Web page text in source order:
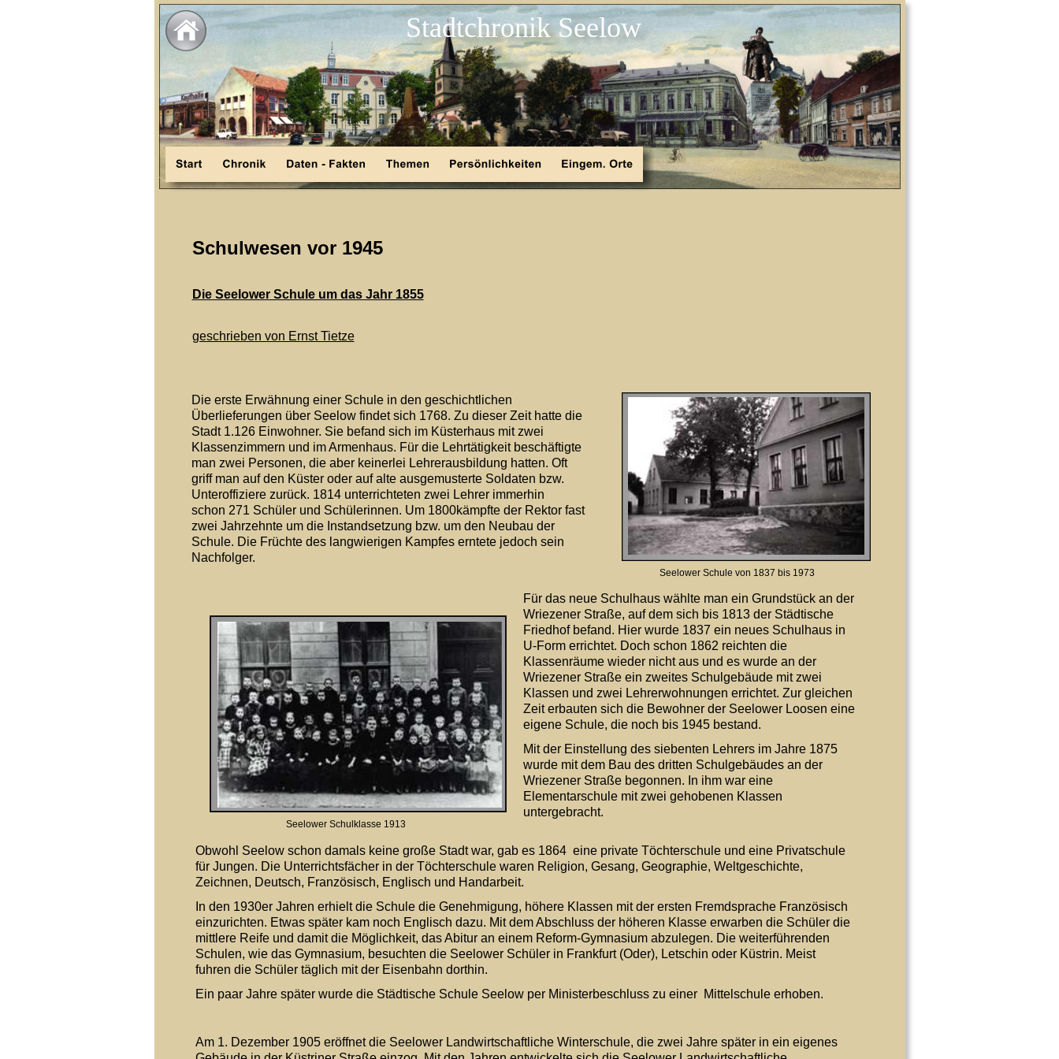
Stadtchronik Seelow
Schulwesen vor 1945
Die Seelower Schule um das Jahr 1855
geschrieben von Ernst Tietze
Die erste Erwähnung einer Schule in den geschichtlichen
Überlieferungen über Seelow findet sich 1768. Zu dieser Zeit hatte die
Stadt 1.126 Einwohner. Sie befand sich im Küsterhaus mit zwei
Klassenzimmern und im Armenhaus. Für die Lehrtätigkeit beschäftigte
man zwei Personen, die aber keinerlei Lehrerausbildung hatten. Oft
griff man auf den Küster oder auf alte ausgemusterte Soldaten bzw.
Unteroffiziere zurück. 1814 unterrichteten zwei Lehrer immerhin
schon 271 Schüler und Schülerinnen. Um 1800kämpfte der Rektor fast
zwei Jahrzehnte um die Instandsetzung bzw. um den Neubau der
Schule. Die Früchte des langwierigen Kampfes erntete jedoch sein
Nachfolger.
Seelower Schule von 1837 bis 1973
Für das neue Schulhaus wählte man ein Grundstück an der
Wriezener Straße, auf dem sich bis 1813 der Städtische
Friedhof befand. Hier wurde 1837 ein neues Schulhaus in
U-Form errichtet. Doch schon 1862 reichten die
Klassenräume wieder nicht aus und es wurde an der
Wriezener Straße ein zweites Schulgebäude mit zwei
Klassen und zwei Lehrerwohnungen errichtet. Zur gleichen
Zeit erbauten sich die Bewohner der Seelower Loosen eine
eigene Schule, die noch bis 1945 bestand.
Mit der Einstellung des siebenten Lehrers im Jahre 1875
wurde mit dem Bau des dritten Schulgebäudes an der
Wriezener Straße begonnen. In ihm war eine
Elementarschule mit zwei gehobenen Klassen
untergebracht.
Obwohl Seelow schon damals keine große Stadt war, gab es 1864  eine private Töchterschule und eine Privatschule
für Jungen. Die Unterrichtsfächer in der Töchterschule waren Religion, Gesang, Geographie, Weltgeschichte,
Zeichnen, Deutsch, Französisch, Englisch und Handarbeit.
In den 1930er Jahren erhielt die Schule die Genehmigung, höhere Klassen mit der ersten Fremdsprache Französisch
einzurichten. Etwas später kam noch Englisch dazu. Mit dem Abschluss der höheren Klasse erwarben die Schüler die
mittlere Reife und damit die Möglichkeit, das Abitur an einem Reform-Gymnasium abzulegen. Die weiterführenden
Schulen, wie das Gymnasium, besuchten die Seelower Schüler in Frankfurt (Oder), Letschin oder Küstrin. Meist
fuhren die Schüler täglich mit der Eisenbahn dorthin.
Ein paar Jahre später wurde die Städtische Schule Seelow per Ministerbeschluss zu einer  Mittelschule erhoben.
Am 1. Dezember 1905 eröffnet die Seelower Landwirtschaftliche Winterschule, die zwei Jahre später in ein eigenes
Seelower Schulklasse 1913